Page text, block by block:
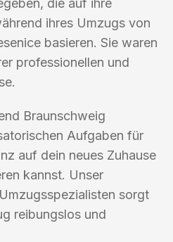
die auf ihre
ihres Umzugs von
basieren. Sie waren
professionellen und
Braunschweig
Aufgaben für
auf dein neues Zuhause
kannst. Unser
sorgt
reibungslos und